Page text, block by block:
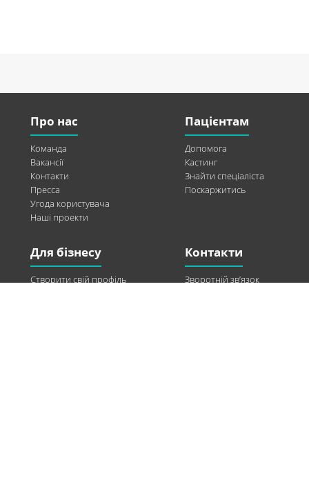
Про нас
Команда
Вакансії
Контакти
Пресса
Угода користувача
Наші проекти
Пацієнтам
Допомога
Кастинг
Знайти спеціаліста
Поскаржитись
Для бізнесу
Створити свій профіль
Контакти
Зворотній зв’язок